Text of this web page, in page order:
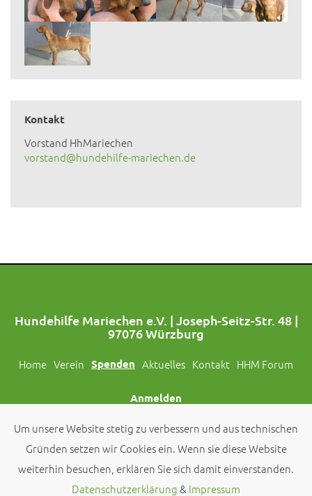
Kontakt
Vorstand HhMariechen
vorstand@hundehilfe-mariechen.de
Hundehilfe Mariechen e.V. | Joseph-Seitz-Str. 48 |
97076 Würzburg
Home Verein Spenden Aktuelles Kontakt HHM Forum
Anmelden
Folgt uns auch auf Social Media!
© 2026 byHundehilfe Mariechen e.V.
Um unsere Website stetig zu verbessern und aus technischen
Gründen setzen wir Cookies ein. Wenn sie diese Website
weiterhin besuchen, erklären Sie sich damit einverstanden.
Datenschutzerklärung& Impressum